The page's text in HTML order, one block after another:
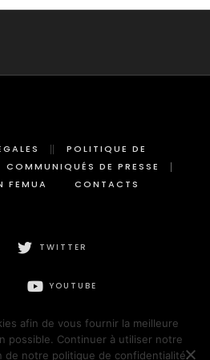
POLITIQUE DE
COMMUNIQUÉS DE PRESSE
FEMUA
CONTACTS
TWITTER
YOUTUBE
afin de vous fournir la meilleure
possible. Continuer à utiliser notre
de notre politique de confidentialité.